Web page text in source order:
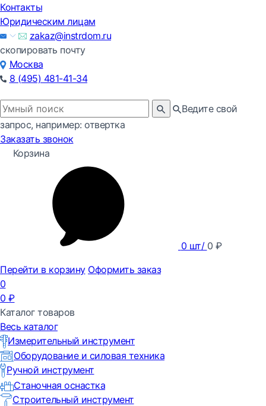
Контакты
Юридическим лицам
zakaz@instrdom.ru
скопировать почту
Москва
8 (495) 481-41-34
Ведите свой
запрос, например: отвертка
Заказать звонок
Корзина
0 шт/ 0 ₽
Перейти в корзину Оформить заказ
0
0 ₽
Каталог товаров
Весь каталог
Измерительный инструмент
Оборудование и силовая техника
Ручной инструмент
Станочная оснастка
Строительный инструмент